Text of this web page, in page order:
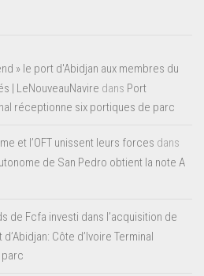
» le port d'Abidjan aux membres du
| LeNouveauNavire dans Port
réceptionne six portiques de parc
et l’OFT unissent leurs forces dans
de San Pedro obtient la note A
de Fcfa investi dans l’acquisition de
d’Abidjan: Côte d’Ivoire Terminal